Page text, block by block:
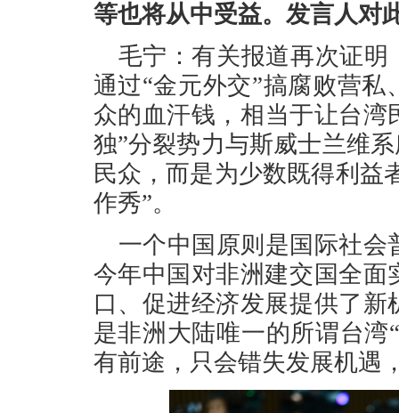
等也将从中受益。发言人对
毛宁：有关报道再次证明
通过“金元外交”搞腐败营
众的血汗钱，相当于让台湾
独”分裂势力与斯威士兰维
民众，而是为少数既得利益
作秀”。
一个中国原则是国际社
今年中国对非洲建交国全
口、促进经济发展提供了
是非洲大陆唯一的所谓台湾
有前途，只会错失发展机遇